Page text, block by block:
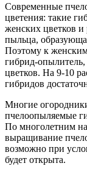
Современные
цветения: такие
женских цветков и
пыльца,
Поэтому к
гибрид-
цветков. На 9-10
гибридов
Многие
пчелоопыляемые
По многолетним
выращивание
возможно при
будет открыта.